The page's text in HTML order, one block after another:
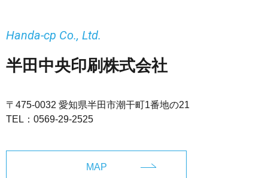
半田中央印刷株式会社
Handa-cp Co., Ltd.
〒475-0032 愛知県半田市潮干町1番地の21
TEL： 0569-29-2525
MAP